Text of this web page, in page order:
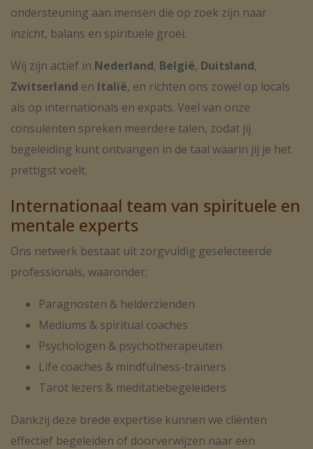
ondersteuning aan mensen die op zoek zijn naar
inzicht, balans en spirituele groei.
Wij zijn actief in Nederland, België, Duitsland,
Zwitserland en Italië, en richten ons zowel op locals
als op internationals en expats. Veel van onze
consulenten spreken meerdere talen, zodat jij
begeleiding kunt ontvangen in de taal waarin jij je het
prettigst voelt.
Internationaal team van spirituele en
mentale experts
Ons netwerk bestaat uit zorgvuldig geselecteerde
professionals, waaronder:
Paragnosten & helderzienden
Mediums & spiritual coaches
Psychologen & psychotherapeuten
Life coaches & mindfulness-trainers
Tarot lezers & meditatiebegeleiders
Dankzij deze brede expertise kunnen we cliënten
effectief begeleiden of doorverwijzen naar een